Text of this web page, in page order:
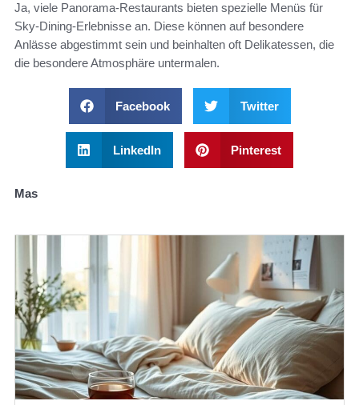
Ja, viele Panorama-Restaurants bieten spezielle Menüs für
Sky-Dining-Erlebnisse an. Diese können auf besondere
Anlässe abgestimmt sein und beinhalten oft Delikatessen, die
die besondere Atmosphäre untermalen.
Facebook Twitter
LinkedIn Pinterest
Mas